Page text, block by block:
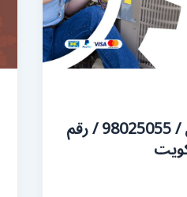
تركيب تكييف خيطان / 98025055 / رقم